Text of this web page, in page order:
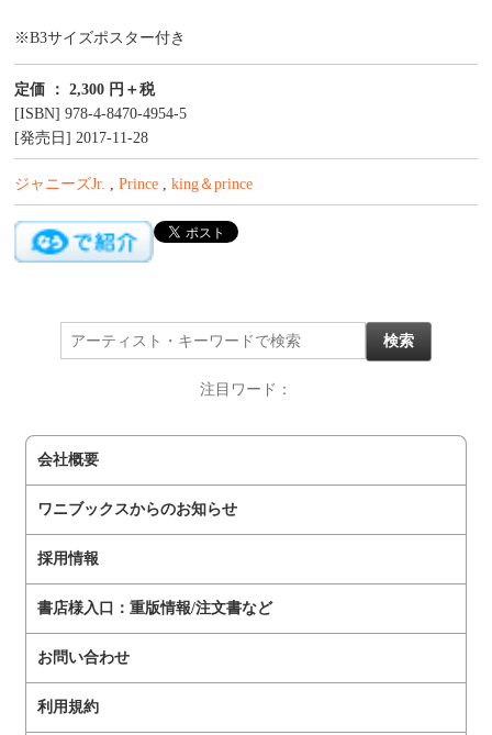
※B3サイズポスター付き
定価 ： 2,300 円＋税
[ISBN] 978-4-8470-4954-5
[発売日] 2017-11-28
ジャニーズJr. , Prince , king＆prince
注目ワード：
会社概要
ワニブックスからのお知らせ
採用情報
書店様入口：重版情報/注文書など
お問い合わせ
利用規約